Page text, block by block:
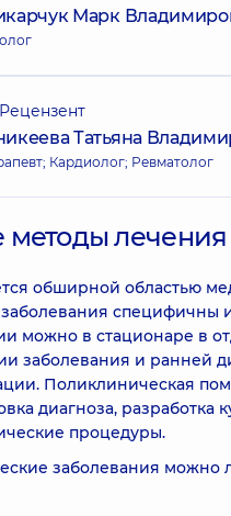
Марк
Рецензент
Татьяна
Кардиолог; Ревматолог
лечения
обширной областью
специфичны
можно в стационаре в
заболевания и ранней
Поликлиническая
диагноза,
процедуры.
заболевания можно